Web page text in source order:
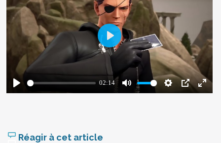
Réagir à cet article